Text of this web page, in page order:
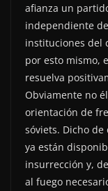
afianza un
independiente
instituciones del
por esto mismo,
resuelva
Obviamente no
orientación de
sóviets. Dicho
ya están
insurrección y,
al fuego